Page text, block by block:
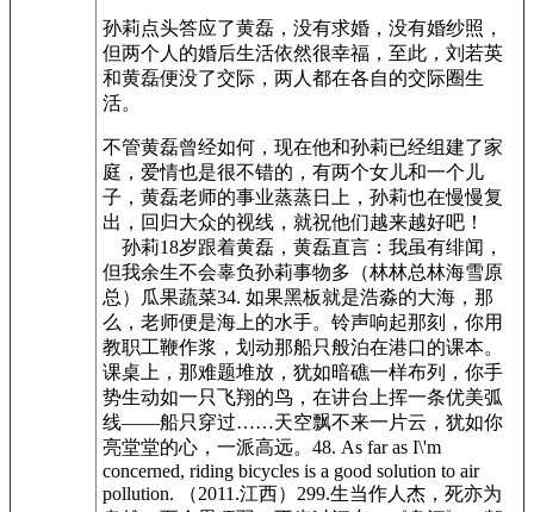
孙莉点头答应了黄磊，没有求婚，没有婚纱照，
但两个人的婚后生活依然很幸福，至此，刘若英
和黄磊便没了交际，两人都在各自的交际圈生
活。
不管黄磊曾经如何，现在他和孙莉已经组建了家
庭，爱情也是很不错的，有两个女儿和一个儿
子，黄磊老师的事业蒸蒸日上，孙莉也在慢慢复
出，回归大众的视线，就祝他们越来越好吧！
孙莉18岁跟着黄磊，黄磊直言：我虽有绯闻，
但我余生不会辜负孙莉事物多（林林总林海雪原
总）瓜果蔬菜34. 如果黑板就是浩淼的大海，那
么，老师便是海上的水手。铃声响起那刻，你用
教职工鞭作浆，划动那船只般泊在港口的课本。
课桌上，那难题堆放，犹如暗礁一样布列，你手
势生动如一只飞翔的鸟，在讲台上挥一条优美弧
线——船只穿过……天空飘不来一片云，犹如你
亮堂堂的心，一派高远。48. As far as I\'m
concerned, riding bicycles is a good solution to air
pollution. （2011.江西）299.生当作人杰，死亦为